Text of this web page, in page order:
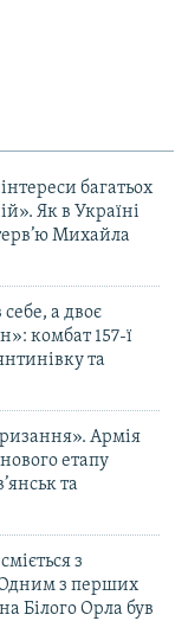
багатьох
Як в Україні
Михайла
а двоє
комбат 157-ї
та
Армія
етапу
та
з
з перших
Білого Орла був